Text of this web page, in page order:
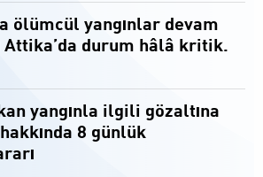
ölümcül yangınlar devam
Attika’da durum hâlâ kritik.
yangınla ilgili gözaltına
8 günlük